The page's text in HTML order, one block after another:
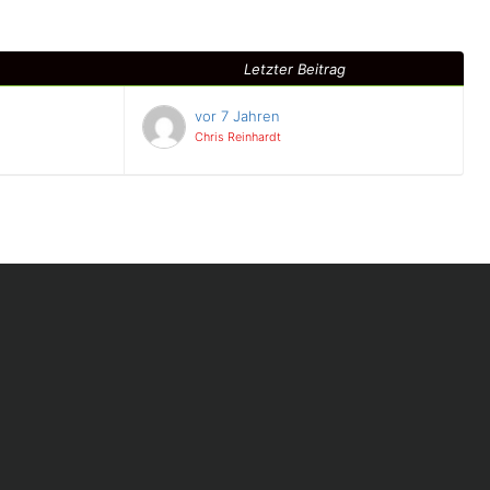
Letzter Beitrag
vor 7 Jahren
Chris Reinhardt